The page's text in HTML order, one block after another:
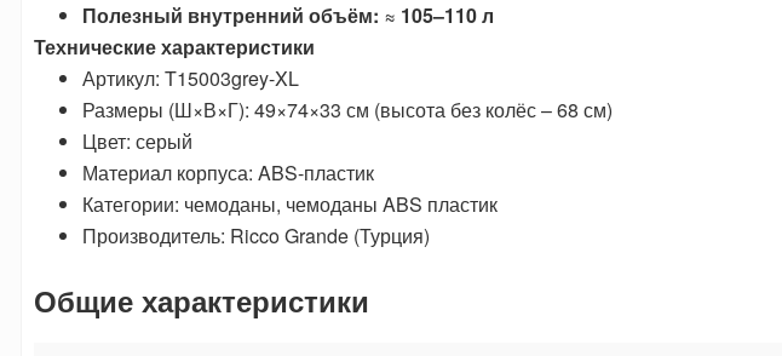
Полезный внутренний объём: ≈ 105–110 л
Технические характеристики
Артикул: T15003grey-XL
Размеры (Ш×В×Г): 49×74×33 см (высота без колёс – 68 см)
Цвет: серый
Материал корпуса: ABS-пластик
Категории: чемоданы, чемоданы ABS пластик
Производитель: Ricco Grande (Турция)
Общие характеристики